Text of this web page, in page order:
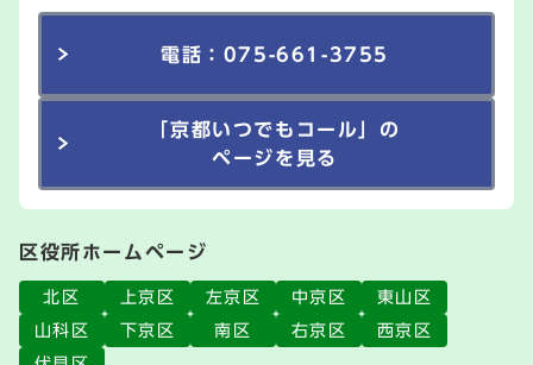
電話：075-661-3755
「京都いつでもコール」の
ページを見る
区役所ホームページ
北区 上京区 左京区 中京区
東山区
山科区
下京区 南区 右京区
西京区